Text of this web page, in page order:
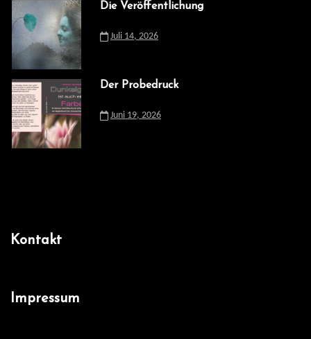
Die Veröffentlichung
Juli 14, 2026
Der Probedruck
Juni 19, 2026
Kontakt
Impressum